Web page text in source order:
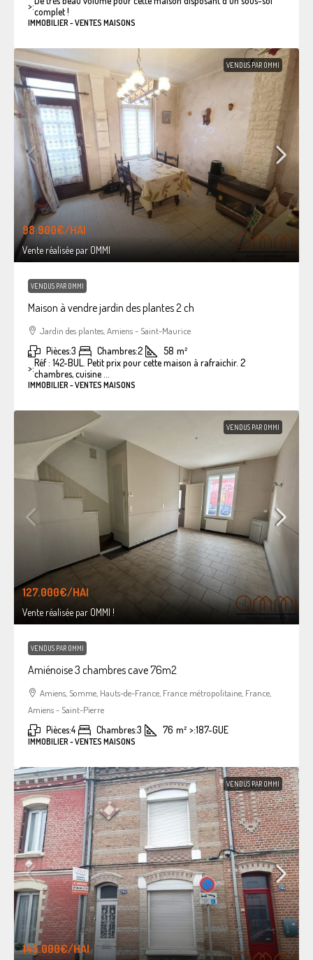
>:complet !
IMMOBILIER - VENTES MAISONS
VENDUS PAR OMMI
98.900€/HAI
Vente réalisée par OMMI
VENDUS PAR OMMI
Maison à vendre jardin des plantes 2 ch
Jardin des plantes, Amiens - Saint-Maurice
Pièces:3 Chambres:2 58 m²
>:Réf : 142-BUL. Petit prix pour cette maison à rafraichir. 2
chambres, cuisine ...
IMMOBILIER - VENTES MAISONS
VENDUS PAR OMMI
127.000€/HAI
Vente réalisée par OMMI !
VENDUS PAR OMMI
Amiénoise 3 chambres cave 76m2
Amiens, Somme, Hauts-de-France, France métropolitaine, France,
Amiens - Saint-Pierre
Pièces:4 Chambres:3 76 m² >:187-GUE
IMMOBILIER - VENTES MAISONS
VENDUS PAR OMMI
145.000€/HAI